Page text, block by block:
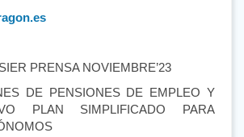
PRENSA NOVIEMBRE’23
DE PENSIONES DE EMPLEO Y
PLAN SIMPLIFICADO PARA